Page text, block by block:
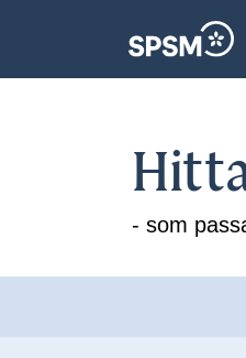
- som